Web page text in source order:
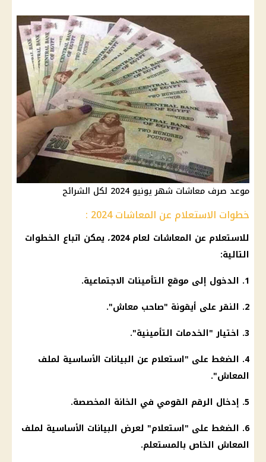
موعد صرف معاشات شهر يونيو 2024 لكل الشرائح
خطوات الاستعلام عن المعاشات 2024 :
للاستعلام عن المعاشات لعام 2024، يمكن اتباع الخطوات
التالية:
1. الدخول إلى موقع التأمينات الاجتماعية.
2. النقر على أيقونة "صاحب معاش".
3. اختيار "الخدمات التأمينية".
4. الضغط على "استعلام عن البيانات الأساسية لملف
المعاش".
5. إدخال
الرقم القومي في الخانة المخصصة.
6. الضغط على "استعلام" لعرض البيانات الأساسية لملف
المعاش الخاص بالمستعلم.